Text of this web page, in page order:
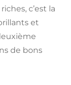
c’est la
et
de bons